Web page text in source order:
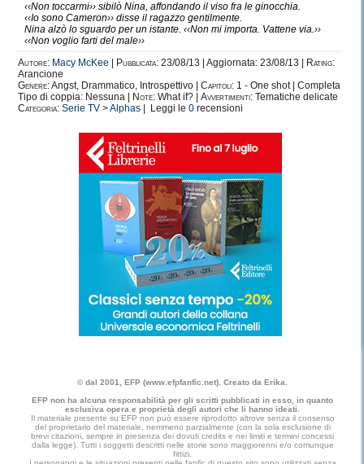
‹‹Non toccarmi›› sibilò Nina, affondando il viso fra le ginocchia.
‹‹Io sono Cameron›› disse il ragazzo gentilmente.
Nina alzò lo sguardo per un istante. ‹‹Non mi importa. Vattene via.››
‹‹Non voglio farti del male››
Autore: Macy McKee Pubblicata: 23/08/13 | Aggiornata: 23/08/13 |
Rating:
Arancione
Genere:Angst, Drammatico, Introspettivo | Capitoli: 1 - One shot | Completa
Tipo di coppia: Nessuna |
Note: What if? | Avvertimenti: Tematiche delicate
Categoria: Serie TV >Alphas | Leggi le 0 recensioni
© dal 2001, EFP (www.efpfanfic.net). Creato da Erika.
EFP non ha alcuna responsabilità per gli scritti pubblicati in esso, in quanto
esclusiva opera e proprietà degli autori che li hanno ideati.
Il materiale presente su EFP non può essere riprodotto altrove senza il consenso
del proprietario del materiale, nemmeno parzialmente (con la sola esclusione di
brevi citazioni, sempre in presenza dei dovuti credits e nei limiti e termini concessi
dalla legge). Tutti i soggetti descritti nelle storie sono maggiorenni e/o comunque
fittizi.